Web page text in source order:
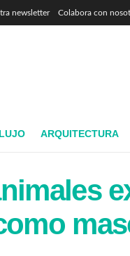
newsletter Colabora con
LUJO ARQUITECTURA